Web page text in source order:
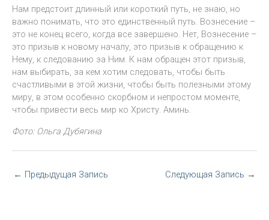
Нам предстоит длинный или короткий путь, не знаю, но
важно понимать, что это единственный путь. Вознесение –
это не конец всего, когда все завершено. Нет, Вознесение –
это призыв к новому началу, это призыв к обращению к
Нему, к следованию за Ним. К нам обращен этот призыв,
нам выбирать, за кем хотим следовать, чтобы быть
счастливыми в этой жизни, чтобы быть полезными этому
миру, в этом особенно скорбном и непростом моменте,
чтобы привести весь мир ко Христу. Аминь.
Фото: Ольга Дубягина
← Предыдущая Запись Следующая Запись →